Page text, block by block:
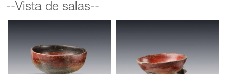
--Vista de salas--